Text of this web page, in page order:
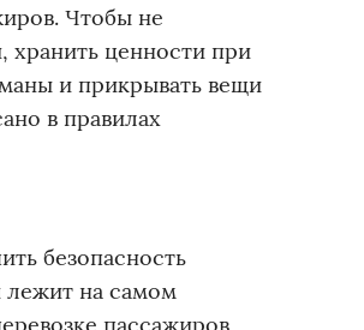
Чтобы не
хранить ценности при
и прикрывать вещи
в правилах
безопасность
лежит на самом